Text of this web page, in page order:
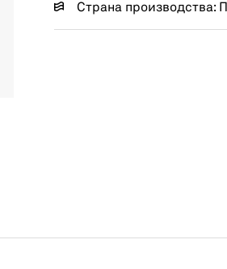
Страна производства: